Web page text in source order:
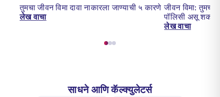
तुमचा जीवन विमा दावा नाकारला जाण्याची ५ कारणे
लेख वाचा
जीवन विमा:
पॉलिसी असू
लेख वाचा
साधने आणि कॅल्क्युलेटर्स